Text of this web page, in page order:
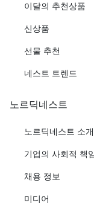
이달의 추천상품
신상품
선물 추천
네스트 트렌드
노르딕네스트
노르딕네스트 소개
기업의 사회적 책
채용 정보
미디어